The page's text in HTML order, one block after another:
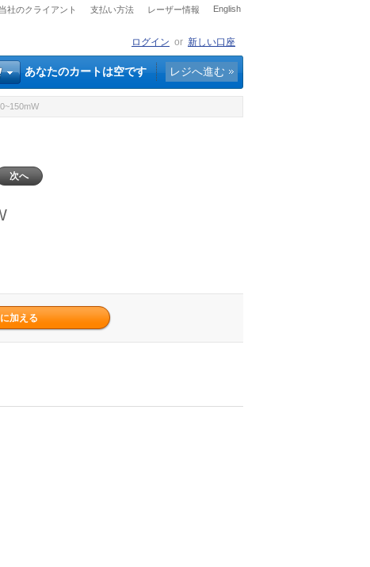
当社のクライアント 支払い方法 レーザー情報 English
ログイン or 新しい口座
あなたのカートは空です レジへ進む
次へ